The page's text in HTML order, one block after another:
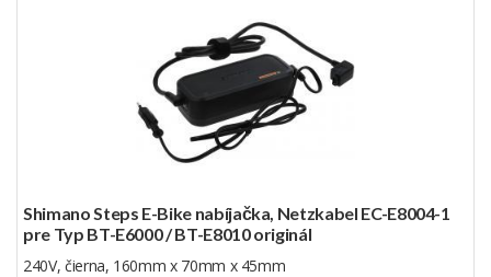
Shimano Steps E-Bike nabíjačka, Netzkabel EC-E8004-1
pre Typ BT-E6000 / BT-E8010 originál
240V, čierna, 160mm x 70mm x 45mm